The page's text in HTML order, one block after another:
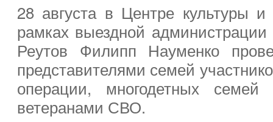
28 августа в Центре культуры
рамках выездной администрации
Реутов Филипп Науменко
представителями семей
операции, многодетных
ветеранами СВО.